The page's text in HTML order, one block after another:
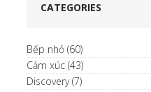
CATEGORIES
Bếp nhỏ (60)
Cảm xúc (43)
Discovery(7)